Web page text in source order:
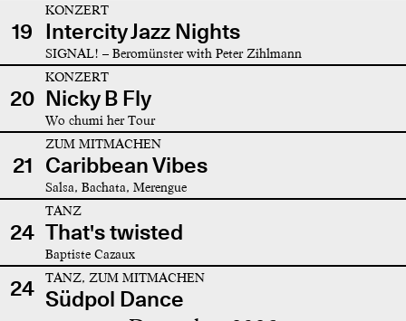
19
KONZERT
Intercity Jazz Nights
SIGNAL! – Beromünster with Peter Zihlmann
20
KONZERT
Nicky B Fly
Wo chumi her Tour
21
ZUM MITMACHEN
Caribbean Vibes
Salsa, Bachata, Merengue
24
TANZ
That's twisted
Baptiste Cazaux
24 TANZ, ZUM MITMACHEN
Südpol Dance